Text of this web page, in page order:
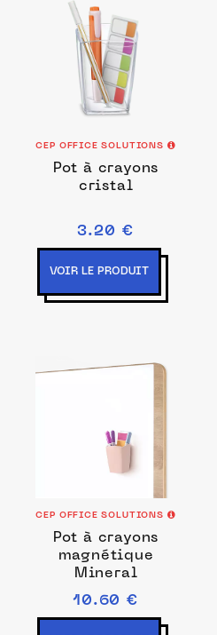
CEP OFFICE SOLUTIONS
Pot à crayons
cristal
3.20 €
VOIR LE PRODUIT
CEP OFFICE SOLUTIONS
Pot à crayons
magnétique
Mineral
10.60 €